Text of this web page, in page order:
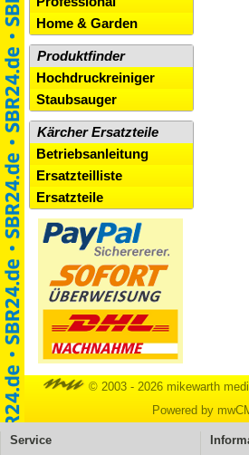
Home & Garden
Produktfinder
Hochdruckreiniger
Staubsauger
Kärcher Ersatzteile
Betriebsanleitung
Ersatzteilliste
Ersatzteile
© 2003 - 2026 mikewarth
Powered by
Service